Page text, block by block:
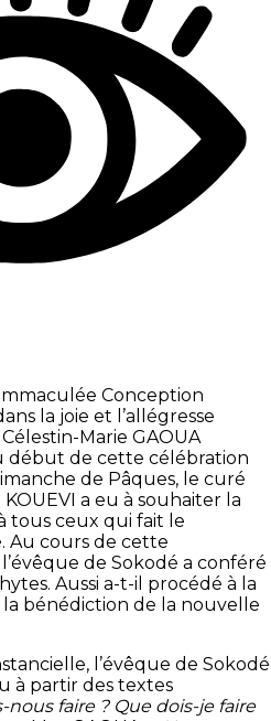
Conception
la joie et l’allégresse
Marie GAOUA
début de cette célébration
de Pâques, le curé
a eu à souhaiter la
tous ceux qui fait le
Au cours de cette
de Sokodé a conféré
Aussi a-t-il procédé à la
bénédiction de la nouvelle
l’évêque de Sokodé
à partir des textes
nous faire ? Que dois-je faire